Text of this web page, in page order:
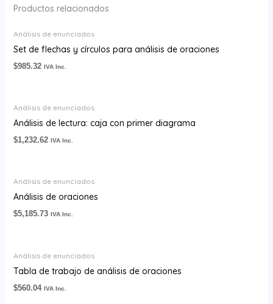
Productos relacionados
Análisis de enunciados
Set de flechas y círculos para análisis de oraciones
$985.32 IVA Inc.
Análisis de enunciados
Análisis de lectura: caja con primer diagrama
$1,232.62 IVA Inc.
Análisis de enunciados
Análisis de oraciones
$5,185.73 IVA Inc.
Análisis de enunciados
Tabla de trabajo de análisis de oraciones
$560.04 IVA Inc.